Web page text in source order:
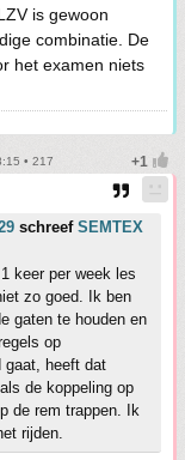
is gewoon
combinatie. De
het examen niets
• 217
schreef SEMTEX
keer per week les
zo goed. Ik ben
gaten te houden en
op
gaat, heeft dat
de koppeling op
de rem trappen. Ik
rijden.